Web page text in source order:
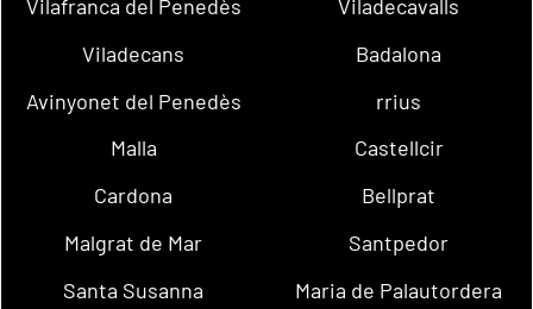
Vilafranca del Penedès
Viladecavalls
Viladecans
Badalona
Avinyonet del Penedès
rrius
Malla
Castellcir
Cardona
Bellprat
Malgrat de Mar
Santpedor
Santa Susanna
Maria de Palautordera